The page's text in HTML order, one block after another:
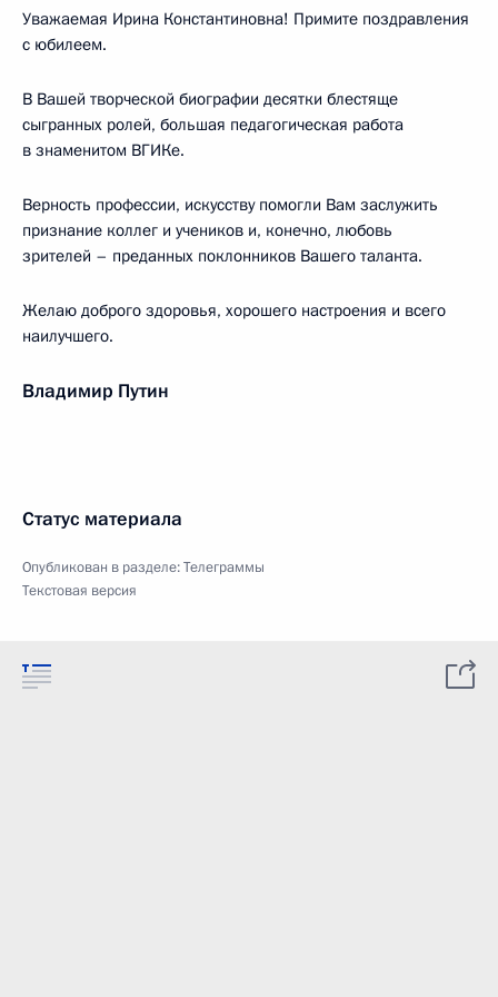
Уважаемая Ирина Константиновна! Примите поздравления
с юбилеем.
В Вашей творческой биографии десятки блестяще
сыгранных ролей, большая педагогическая работа
в знаменитом ВГИКе.
Верность профессии, искусству помогли Вам заслужить
признание коллег и учеников и, конечно, любовь
зрителей – преданных поклонников Вашего таланта.
Желаю доброго здоровья, хорошего настроения и всего
наилучшего.
Владимир Путин
Статус материала
Опубликован в разделе:Телеграммы
Текстовая версия